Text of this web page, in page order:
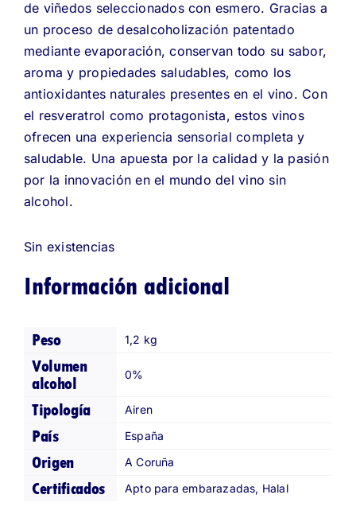
de viñedos seleccionados con esmero. Gracias a
un proceso de desalcoholización patentado
mediante evaporación, conservan todo su sabor,
aroma y propiedades saludables, como los
antioxidantes naturales presentes en el vino. Con
el resveratrol como protagonista, estos vinos
ofrecen una experiencia sensorial completa y
saludable. Una apuesta por la calidad y la pasión
por la innovación en el mundo del vino sin
alcohol.
Sin existencias
Información adicional
Peso 1,2 kg
Volumen
alcohol
0%
Tipología Airen
País España
Origen A Coruña
Certificados Apto para embarazadas, Halal